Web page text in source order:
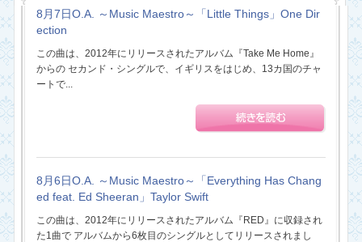
8月7日O.A. ～Music Maestro～「Little Things」One Dir
ection
この曲は、2012年にリリースされたアルバム『Take Me Home』
からの セカンド・シングルで、イギリスをはじめ、13カ国のチャ
ートで...
8月6日O.A. ～Music Maestro～「Everything Has Chang
ed feat. Ed Sheeran」Taylor Swift
この曲は、2012年にリリースされたアルバム『RED』に収録され
た1曲で アルバムから6枚目のシングルとしてリリースされまし